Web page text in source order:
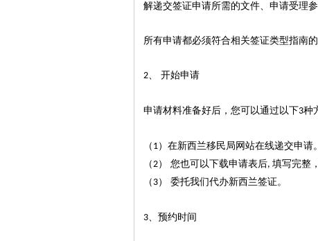
解递交签证申请所需的文件、申请受理
所有申请都必须符合相关签证类型指南
2、 开始申请
申请材料准备好后，您可以通过以下3种
（ 1）在新西兰移民局网站在线递交申请。
（2） 您也可以下载申请表后, 填写完整
（ 3） 委托我们代办新西兰签证。
3、预约时间